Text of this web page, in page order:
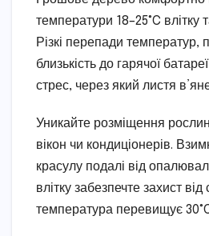
температури 18–25°C влітку
Різкі перепади температур,
близькість до гарячої
стрес, через який листя
Уникайте розміщення
вікон чи кондиціонерів.
красулу подалі від
влітку забезпечте захист
температура перевищує